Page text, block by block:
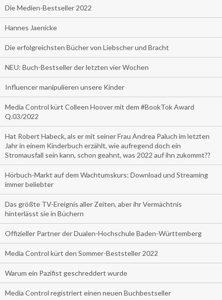
Die Medien-Bestseller 2022
Hannes Jaenicke
Die erfolgreichsten Bücher von Liebscher und Bracht
NEU: Buch-Bestseller der letzten vier Wochen
Influencer manipulieren unsere Kinder
Media Control kürt Colleen Hoover mit dem #BookTok Award
Q.03/2022
Hat Robert Habeck, als er mit seiner Frau Andrea Paluch im letzten
Jahr in einem Kinderbuch erzählt, wie aufregend doch ein
Stromausfall sein kann, schon geahnt, was 2022 auf ihn zukommt??
Hörbuch-Markt auf dem Wachtumskurs: Download und Streaming
immer beliebter
Das größte TV-Ereignis aller Zeiten, aber ihr Vermächtnis
hinterlässt sie in Büchern
Offizieller Partner der Dualen-Hochschule Baden-Württemberg
Media Control kürt den Sommer-Beststeller 2022
Warum ein Pazifist geschreddert wurde
Media Control registriert einen neuen Buchbestseller